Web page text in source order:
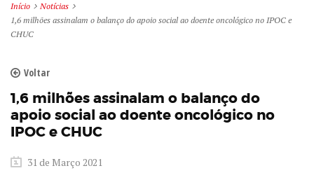
Início
Notícias
1,6 milhões assinalam o balanço do apoio social ao doente oncológico no IPOC e
CHUC
Voltar
1,6 milhões assinalam o balanço do
apoio social ao doente oncológico no
IPOC e CHUC
31 de Março 2021